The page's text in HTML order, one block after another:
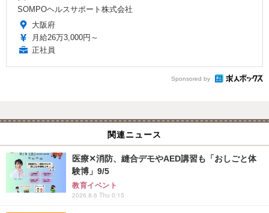
SOMPOヘルスサポート株式会社
大阪府
月給26万3,000円～
正社員
Sponsored by
関連ニュース
医療✕消防、縫合デモやAED講習も「おしごと体
験博」9/5
教育イベント
2026.8.6 Thu 0:15